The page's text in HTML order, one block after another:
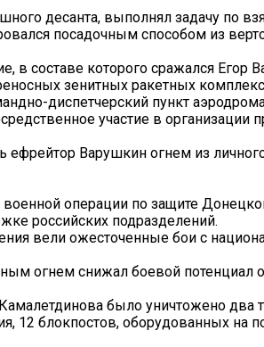
десанта, выполнял задачу по
посадочным способом из
в составе которого сражался Егор
зенитных ракетных
диспетчерский пункт
участие в организации
Варушкин огнем из
операции по защите
российских подразделений.
вели ожесточенные бои с
огнем снижал боевой потенциал
было уничтожено два
12 блокпостов, оборудованных на